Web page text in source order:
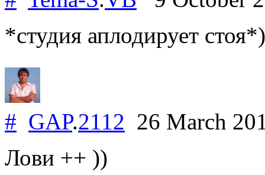
*студия аплодирует
# GAP.2112 26 March
Лови ++ ))